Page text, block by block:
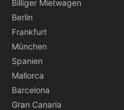
Billiger Mietwagen
Berlin
Frankfurt
München
Spanien
Mallorca
Barcelona
Gran Canaria